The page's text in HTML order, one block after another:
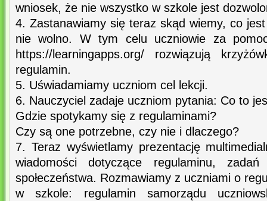
wniosek, że nie wszystko w szkole jest
4. Zastanawiamy się teraz skąd wiemy, co
nie wolno. W tym celu uczniowie za
https://learningapps.org/ rozwiązują
regulamin.
5. Uświadamiamy uczniom cel lekcji.
6. Nauczyciel zadaje uczniom pytania: Co to
Gdzie spotykamy się z regulaminami?
Czy są one potrzebne, czy nie i dlaczego?
7. Teraz wyświetlamy prezentację
wiadomości dotyczące regulaminu,
społeczeństwa. Rozmawiamy z uczniami o
w szkole: regulamin samorządu